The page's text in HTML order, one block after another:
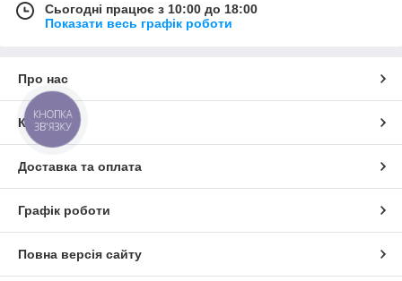
Сьогодні працює з 10:00 до 18:00
Показати весь графік роботи
Про нас
Контакти
Доставка та оплата
Графік роботи
Повна версія сайту
КНОПКА
ЗВ'ЯЗКУ